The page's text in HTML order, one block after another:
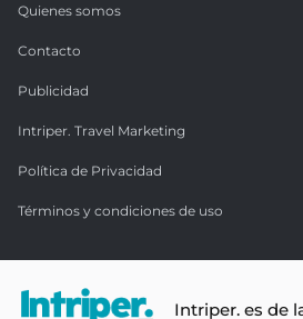
Quienes somos
Contacto
Publicidad
Intriper. Travel Marketing
Política de Privacidad
Términos y condiciones de uso
Intriper. es de